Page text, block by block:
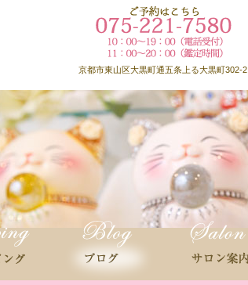
京都市東山区大黒町通五条上る大黒町302-2